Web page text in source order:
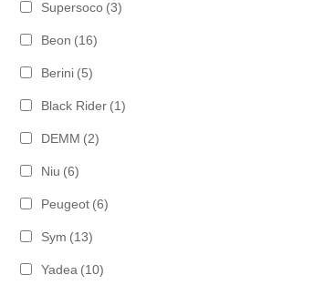
Supersoco (3)
Beon (16)
Berini (5)
Black Rider (1)
DEMM (2)
Niu (6)
Peugeot (6)
Sym (13)
Yadea (10)